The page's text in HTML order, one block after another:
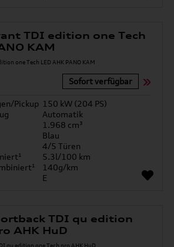
TDI edition one Tech
KAM
Sofort verfügbar
Pickup 150 kW (204 PS)
Automatik
1.968 cm³
Blau
4/5 Türen
5.3l/100 km
140g/km
E
TDI qu edition
AHK HuD